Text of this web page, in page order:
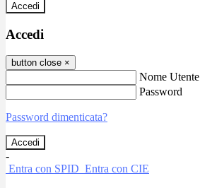
Accedi
Accedi
button close ×
Nome Utente
Password
Password dimenticata?
-
Entra con SPID Entra con CIE